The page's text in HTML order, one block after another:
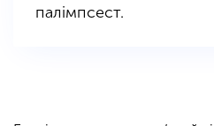
палімпсест.